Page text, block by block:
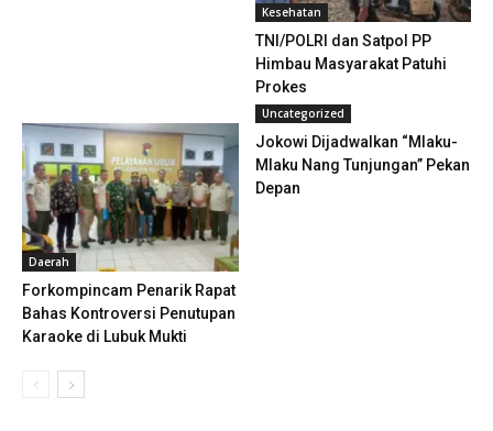
Kesehatan
TNI/POLRI dan Satpol PP
Himbau Masyarakat Patuhi
Prokes
Daerah
Forkompincam Penarik Rapat
Bahas Kontroversi Penutupan
Karaoke di Lubuk Mukti
Uncategorized
Jokowi Dijadwalkan “Mlaku-
Mlaku Nang Tunjungan” Pekan
Depan